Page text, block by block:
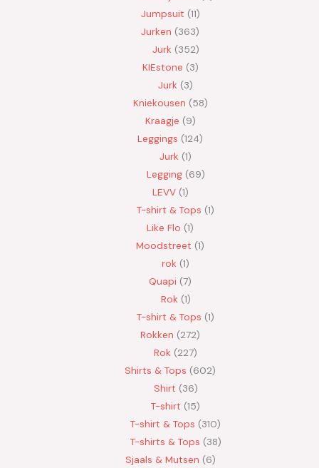
Jumpsuit 11
Jurken 363
Jurk 352
KIEstone 3
Jurk 3
Kniekousen 58
Kraagje 9
Leggings 124
Jurk 1
Legging 69
LEVV 1
T-shirt & Tops 1
Like Flo 1
Moodstreet 1
rok 1
Quapi 7
Rok 1
T-shirt & Tops 1
Rokken 272
Rok 227
Shirts & Tops 602
Shirt 36
T-shirt 15
T-shirt & Tops 310
T-shirts & Tops 38
Sjaals & Mutsen 6